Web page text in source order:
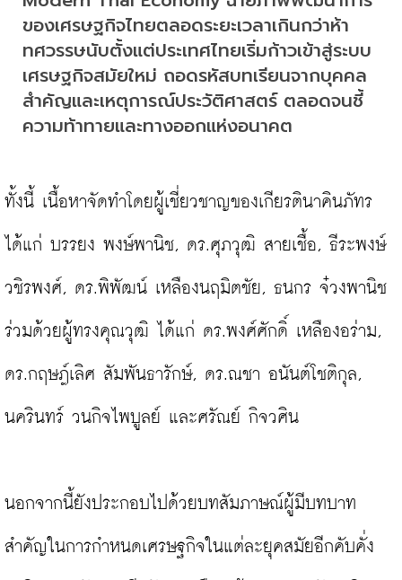
ของเศรษฐกิจไทยตลอดระยะเวลาเกินกว่าห้า
ทศวรรษนับตั้งแต่ประเทศไทยเริ่มก้าวเข้าสู่ระบบ
เศรษฐกิจสมัยใหม่ ถอดรหัสบทเรียนจากบุคคล
สำคัญและเหตุการณ์ประวัติศาสตร์ ตลอดจนชี้
ความท้าทายและทางออกแห่งอนาคต
ทั้งนี้ เนื้อหาจัดทำโดยผู้เชี่ยวชาญของเกียรตินาคินภัทร
ได้แก่ บรรยง พงษ์พานิช, ดร.ศุภวุฒิ สายเชื้อ, ธีระพงษ์
วชิรพงศ์, ดร.พิพัฒน์ เหลืองนฤมิตชัย, ธนกร จ๋วงพานิช
ร่วมด้วยผู้ทรงคุณวุฒิ ได้แก่ ดร.พงศ์ศักดิ์ เหลืองอร่าม,
ดร.กฤษฎ์เลิศ สัมพันธารักษ์, ดร.ณชา อนันต์โชติกุล,
นครินทร์ วนกิจไพบูลย์ และศรัณย์ กิจวศิน
นอกจากนี้ยังประกอบไปด้วยบทสัมภาษณ์ผู้มีบทบาท
สำคัญในการกำหนดเศรษฐกิจในแต่ละยุคสมัยอีกคับคั่ง